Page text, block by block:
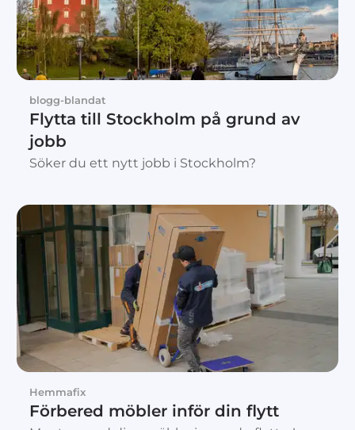
blogg-blandat
Flytta till Stockholm på grund av
jobb
Söker du ett nytt jobb i Stockholm?
Hemmafix
Förbered möbler inför din flytt